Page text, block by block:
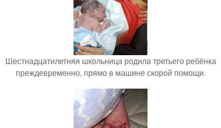
Шестнадцатилетняя школьница родила третьего ребёнка
преждевременно, прямо в машине скорой помощи.